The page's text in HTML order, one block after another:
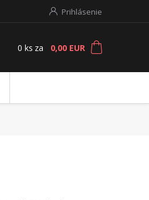
Prihlásenie
0 ks za 0,00 EUR